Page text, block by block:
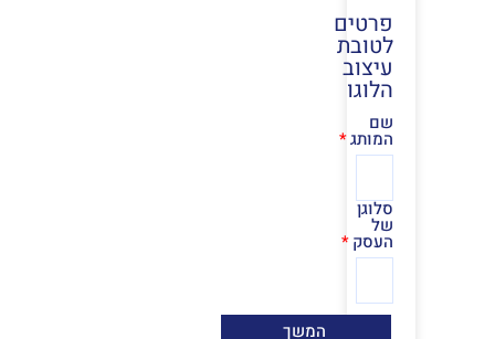
פרטים
לטובת
עיצוב
הלוגו
שם
המותג
סלוגן
של
העסק
המשך